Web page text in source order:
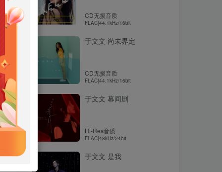
CD无损音质
FLAC|44.1kHz/16bit
于文文 尚未界定
CD无损音质
FLAC|44.1kHz/16bit
于文文 幕间剧
Hi-Res音质
FLAC|48kHz/24bit
于文文 是我